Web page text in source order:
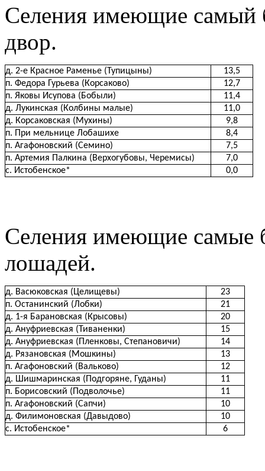
Селения имеющие самый
двор.
д. 2-е Красное Раменье (Тупицыны)
13,5
п. Федора Гурьева (Корсаково)
12,7
п. Яковы Исупова (Бобыли)
11,4
д. Лукинская (Колбины малые)
11,0
д. Корсаковская (Мухины)
9,8
п. При мельнице Лобашихе
8,4
п. Агафоновский (Семино)
7,5
п. Артемия Палкина (Верхогубовы, Черемисы)
7,0
с. Истобенское*
0,0
Селения имеющие самые
лошадей.
д. Васюковская (Целищевы)
23
п. Останинский (Лобки)
21
д. 1-я Барановская (Крысовы)
20
д. Ануфриевская (Тиваненки)
15
д. Ануфриевская (Пленковы, Степановичи)
14
д. Рязановская (Мошкины)
13
п. Агафоновский (Вальково)
12
д. Шишмаринская (Подгоряне, Гуданы)
11
п. Борисовский (Подволочье)
11
п. Агафоновский (Сапчи)
10
д. Филимоновская (Давыдово)
10
с. Истобенское*
6